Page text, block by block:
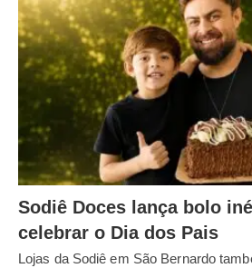
Sodiê Doces lança bolo
celebrar o Dia dos Pais
Lojas da Sodiê em São Bernardo